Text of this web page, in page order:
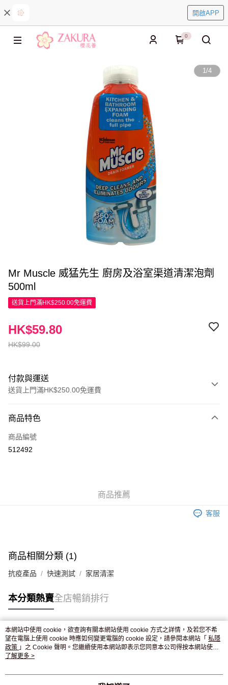
開啟APP
0
1/4
Mr Muscle 威猛先生 廚房及浴室渠道清潔泡劑
500ml
送貨上門滿HK$250.00免運費
HK$99.00
HK$59.80
付款與運送
送貨上門滿HK$250.00免運費
信用卡
Apple Pay
付款後門市自取，訂單確認後2-4個工作天到店，7天內取。逾期後
商品特色
商品編號
512492
商品推薦
客服
商品相關分類 (1)
抗疫產品 快速測試 家居清潔
本分類熱賣全店暢銷排行
熱門標籤
熱銷排行
本網站中使用 cookie，欲查詢有關本網站使用 cookie 方式之詳情，及若您不希
望在電腦上使用 cookie 時應如何變更電腦的 cookie 設定，請參閱本網站「 私隱
政策 」之 Cookie 聲明。您繼續使用本網站即表示您同意本公司得按本網站使用
條款之 Cookie 聲明使用 cookie。
了解更多 >